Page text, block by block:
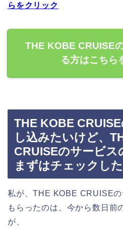
らをクリック
THE KOBE CRUISE
る方はこちら
THE KOBE
し込みたいけど、
CRUISEのサービス
まずはチェックした
私が、THE KOBE CRUISE
もらったのは、今から数日前
が、